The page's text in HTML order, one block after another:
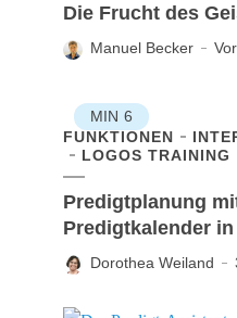
Die Frucht des
Manuel Becker
MIN 6
FUNKTIONEN
LOGOS TRAINING
Predigtplanung
Predigtkalender
Dorothea Weiland